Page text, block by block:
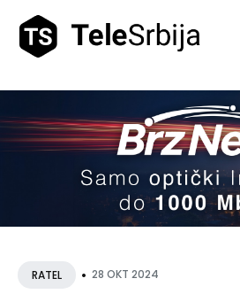
RATEL • 28 OKT 2024